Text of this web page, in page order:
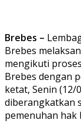
Brebes –
Brebes
mengikuti
Brebes dengan
ketat, Senin (12/
diberangkatkan
pemenuhan hak